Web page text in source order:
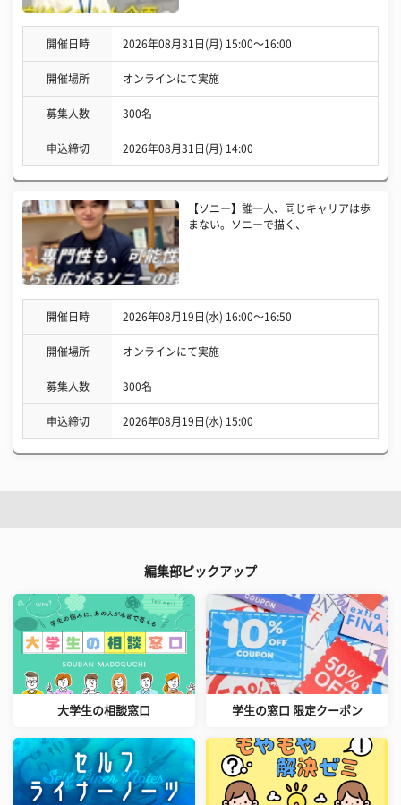
開催日時 2026年08月31日(月) 15:00〜16:00
開催場所 オンラインにて実施
募集人数 300名
申込締切 2026年08月31日(月) 14:00
【ソニー】誰一人、同じキャリアは歩
まない。ソニーで描く、
開催日時 2026年08月19日(水) 16:00〜16:50
開催場所 オンラインにて実施
募集人数 300名
申込締切 2026年08月19日(水) 15:00
編集部ピックアップ
大学生の相談窓口 学生の窓口 限定クーポン